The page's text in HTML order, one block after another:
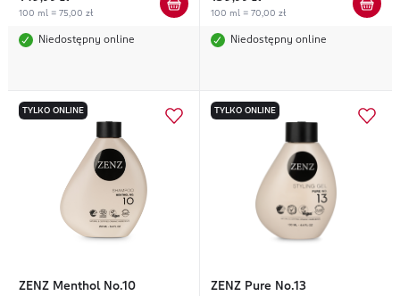
100 ml = 75,00 zł
Niedostępny online
100 ml = 70,00 zł
Niedostępny online
TYLKO ONLINE
ZENZ Menthol No.10
TYLKO ONLINE
ZENZ Pure No.13